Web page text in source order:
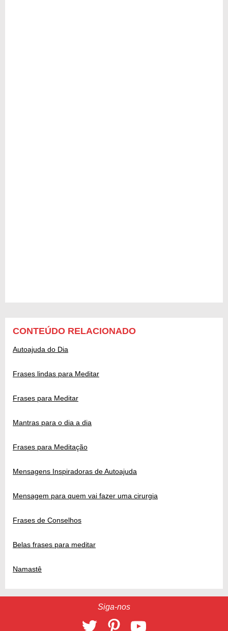
CONTEÚDO RELACIONADO
Autoajuda do Dia
Frases lindas para Meditar
Frases para Meditar
Mantras para o dia a dia
Frases para Meditação
Mensagens Inspiradoras de Autoajuda
Mensagem para quem vai fazer uma cirurgia
Frases de Conselhos
Belas frases para meditar
Namastê
Siga-nos